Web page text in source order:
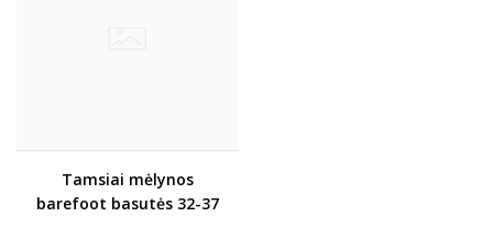
Tamsiai mėlynos
barefoot basutės 32-37